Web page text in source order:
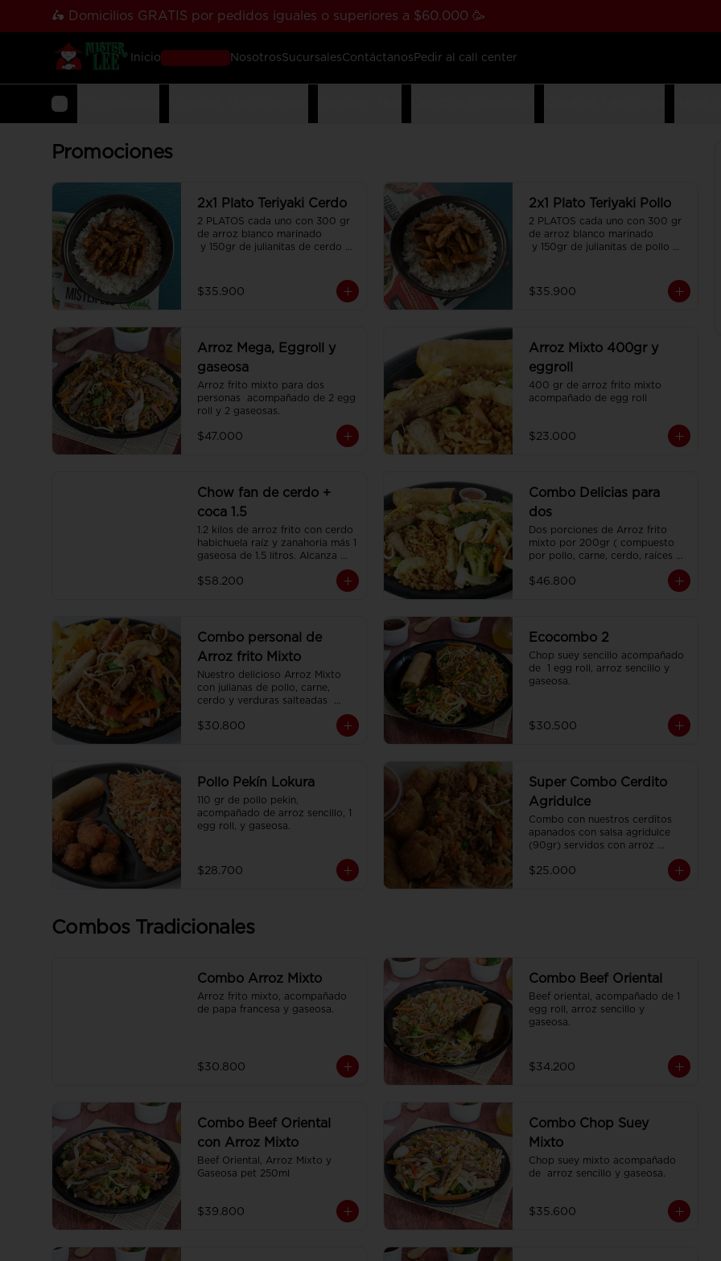
🛵 Domicilios GRATIS por pedidos iguales o superiores a $60.000 🥳
Inicio NosotrosSucursalesContáctanos Pedir al call center
Promociones
2x1 Plato Teriyaki Cerdo
2 PLATOS cada uno con 300 gr
de arroz blanco marinado
y 150gr de julianitas de cerdo
$35.900
2x1 Plato Teriyaki Pollo
2 PLATOS cada uno con 300 gr
de arroz blanco marinado
y 150gr de julianitas de pollo
$35.900
Arroz Mega, Eggroll y
gaseosa
Arroz frito mixto para dos
personas  acompañado de 2 egg
roll y 2 gaseosas.
$47.000
Arroz Mixto 400gr y
eggroll
400 gr de arroz frito mixto
acompañado de egg roll
$23.000
Chow fan de cerdo +
coca 1.5
1.2 kilos de arroz frito con cerdo
habichuela raíz y zanahoria más 1
gaseosa de 1.5 litros. Alcanza
$58.200
Combo Delicias para
dos
Dos porciones de Arroz frito
mixto por 200gr ( compuesto
por pollo, carne, cerdo, raíces
chinas , habichuela, zanahoria) ,
dos porciones de Chop Suey
sencillo por 200 gr , 2 Egg Roll
$46.800
Combo personal de
Arroz frito Mixto
Nuestro delicioso Arroz Mixto
con julianas de pollo, carne,
cerdo y verduras salteadas
francesa y CocaCola pet 250ml.
$30.800
Ecocombo 2
Chop suey sencillo acompañado
de  1 egg roll, arroz sencillo y
gaseosa.
$30.500
Pollo Pekín Lokura
110 gr de pollo pekin,
acompañado de arroz sencillo, 1
egg roll, y gaseosa.
$28.700
Super Combo Cerdito
Agridulce
Combo con nuestros cerditos
apanados con salsa agridulce
(90gr) servidos con arroz
personal
$25.000
Combos Tradicionales
Combo Arroz Mixto
Arroz frito mixto, acompañado
de papa francesa y gaseosa.
$30.800
Combo Beef Oriental
Beef oriental, acompañado de 1
egg roll, arroz sencillo y
gaseosa.
$34.200
Combo Beef Oriental
con Arroz Mixto
Beef Oriental, Arroz Mixto y
Gaseosa pet 250ml
$39.800
Combo Chop Suey
Mixto
Chop suey mixto acompañado
de  arroz sencillo y gaseosa.
$35.600